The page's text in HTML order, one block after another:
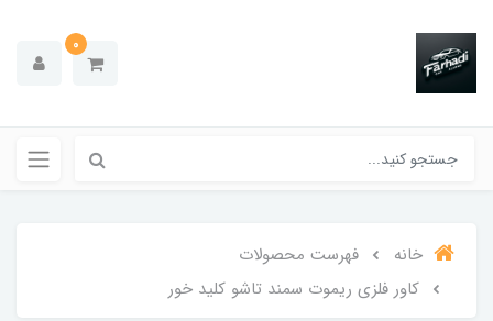
0
خانه
فهرست محصولات
کاور فلزی ریموت سمند تاشو کلید خور